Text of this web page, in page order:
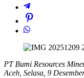
PT Bumi Resources
Aceh, Selasa, 9